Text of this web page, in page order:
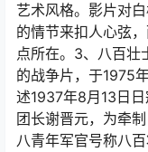
艺术风格。影片对
的情节来扣人心弦
点所在。3、八百壮
的战争片，于1975
述1937年8月13日
团长谢晋元，为牵
八青年军官号称八